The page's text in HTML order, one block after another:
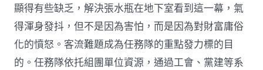
顯得有些缺乏，解決張水瓶在地下室看到這一幕，氣
得渾身發抖，但不是因為害怕，而是因為對財富庸俗
化的憤怒。客流難題成為任務隊的重點發力標的目
的。任務隊依托組團單位資源，通過工會、黨建等系